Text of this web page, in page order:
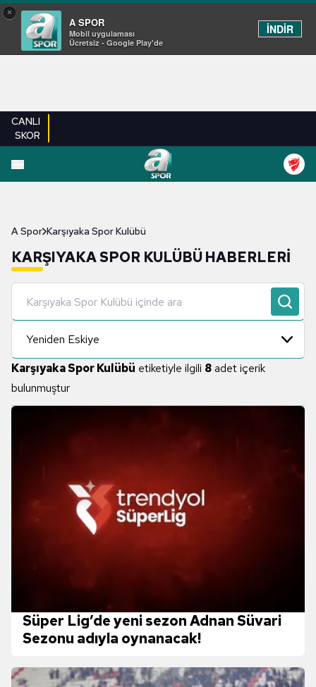
×
A SPOR
Mobil uygulaması
Ücretsiz - Google Play'de
İNDİR
CANLI
SKOR
A Spor Karşıyaka Spor Kulübü
KARŞIYAKA SPOR KULÜBÜ HABERLERI
Yeniden Eskiye
Karşıyaka Spor Kulübü etiketiyle ilgili 8adet içerik
bulunmuştur
Süper Lig’de yeni sezon Adnan Süvari
Sezonu adıyla oynanacak!